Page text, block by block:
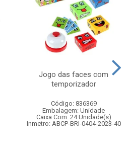
Jogo das faces com
temporizador
Código: 836369
Embalagem: Unidade
Caixa Com: 24 Unidade(s)
Inmetro: ABCP-BRI-0404-2023-40